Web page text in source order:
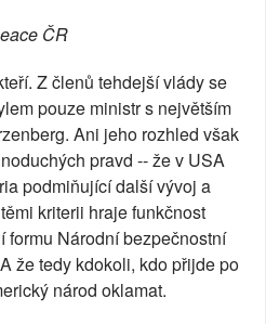
ČR
Z členů tehdejší vlády se
pouze ministr s největším
Ani jeho rozhled však
pravd -- že v USA
podmiňující další vývoj a
kriterii hraje funkčnost
formu Národní bezpečnostní
že tedy kdokoli, kdo přijde po
národ oklamat.